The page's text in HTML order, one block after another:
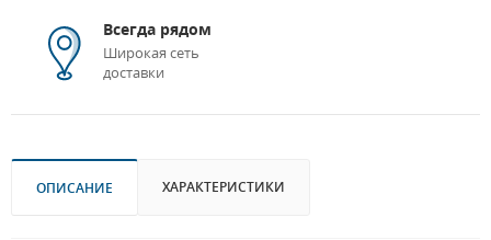
Всегда рядом
Широкая сеть
доставки
ОПИСАНИЕ ХАРАКТЕРИСТИКИ